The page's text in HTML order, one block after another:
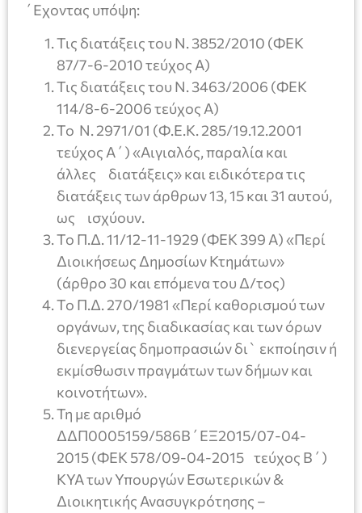
΄Εχοντας υπόψη:
Τις διατάξεις του Ν. 3852/2010 (ΦΕΚ
87/7-6-2010 τεύχος Α)
Τις διατάξεις του Ν. 3463/2006 (ΦΕΚ
114/8-6-2006 τεύχος Α)
Το Ν. 2971/01 (Φ.Ε.Κ. 285/19.12.2001
τεύχος Α΄) «Αιγιαλός, παραλία και
άλλες διατάξεις» και ειδικότερα τις
διατάξεις των άρθρων 13, 15 και 31 αυτού,
ως ισχύουν.
Το Π.Δ. 11/12-11-1929 (ΦΕΚ 399 Α) «Περί
Διοικήσεως Δημοσίων Κτημάτων»
(άρθρο 30 και επόμενα του Δ/τος)
Το Π.Δ. 270/1981 «Περί καθορισμού των
οργάνων, της διαδικασίας και των όρων
διενεργείας δημοπρασιών δι` εκποίησιν ή
εκμίσθωσιν πραγμάτων των δήμων και
κοινοτήτων».
Τη με αριθμό
ΔΔΠ0005159/586Β΄ΕΞ2015/07-04-
2015 (ΦΕΚ 578/09-04-2015 τεύχος Β΄)
ΚΥΑ των Υπουργών Εσωτερικών &
Διοικητικής Ανασυγκρότησης –